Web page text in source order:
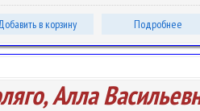
в корзину Подробнее
Алла